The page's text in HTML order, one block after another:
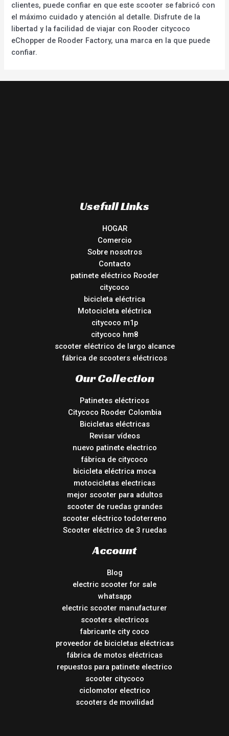
clientes, puede confiar en que este scooter se fabricó con
el máximo cuidado y atención al detalle. Disfrute de la
libertad y la facilidad de viajar con Rooder citycoco
eChopper de Rooder Factory, una marca en la que puede
confiar.
Usefull Links
HOGAR
Comercio
Sobre nosotros
Contacto
patinete eléctrico Rooder
citycoco
bicicleta eléctrica
Motocicleta eléctrica
citycoco m1p
citycoco hm8
scooter eléctrico de largo alcance
fábrica de scooters eléctricos
Our Collection
Patinetes eléctricos
Citycoco Rooder Colombia
Bicicletas eléctricas
Revisar vídeos
nuevo patinete electrico
fábrica de citycoco
bicicleta eléctrica moca
motocicletas electricas
mejor scooter para adultos
scooter de ruedas grandes
scooter eléctrico todoterreno
Scooter eléctrico de 3 ruedas
Account
Blog
electric scooter for sale
whatsapp
electric scooter manufacturer
scooters electricos
fabricante city coco
proveedor de bicicletas eléctricas
fábrica de motos eléctricas
repuestos para patinete electrico
scooter citycoco
ciclomotor electrico
scooters de movilidad